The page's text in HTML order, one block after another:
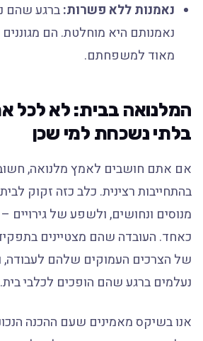
נאמנות ללא פשרות:ברגע שהם
נאמנותם היא מוחלטת. הם מגוננים
מאוד למשפחתם.
המלנואה בבית: לא לכל
בלתי נשכחת למי שכן
אם אתם חושבים לאמץ מלנואה,
בהתחייבות רצינית. כלב כזה זקוק
מנוסים ונחושים, ולשפע של גירויים –
כאחד. העובדה שהם מצטיינים
של הצרכים העמוקים שלהם לעבודה,
נעלמים ברגע שהם הופכים לכלבי בית.
אנו בשיקס מאמינים שעם ההכנה